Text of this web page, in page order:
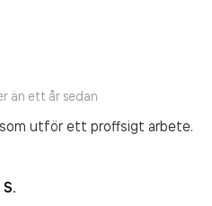
än ett år sedan
utför ett proffsigt arbete.